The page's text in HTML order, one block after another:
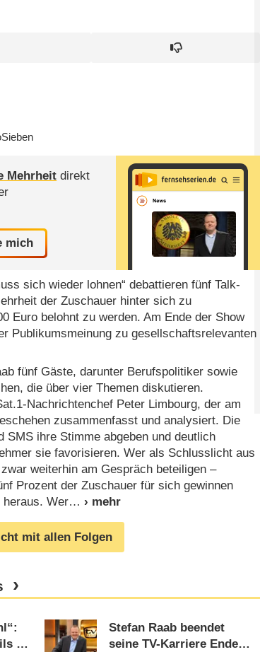
Mehrheit direkt
mich
sich wieder lohnen“ debattieren fünf Talk-
der Zuschauer hinter sich zu
Euro belohnt zu werden. Am Ende der Show
Publikumsmeinung zu gesellschaftsrelevanten
fünf Gäste, darunter Berufspolitiker sowie
die über vier Themen diskutieren.
Nachrichtenchef Peter Limbourg, der am
zusammenfasst und analysiert. Die
SMS ihre Stimme abgeben und deutlich
sie favorisieren. Wer als Schlusslicht aus
weiterhin am Gespräch beteiligen –
Prozent der Zuschauer für sich gewinnen
heraus. Wer
mit allen Folgen
zu
Stefan Raab beendet
seine TV-Karriere Ende